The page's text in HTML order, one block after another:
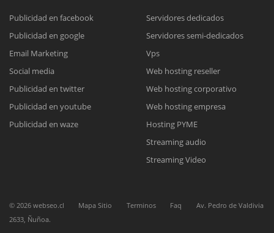
Reunión online
Meet para la reunión online.
Cotización
Complete el formulario y nos contactaremos a la brevedad.
Chat Online
Todos nuestros ejecutivos están fuera de línea. Complete el formulario
para enviarnos un correo electrónico con sus datos personales.
Publicidad en facebook
Publicidad en google
Email Marketing
Social media
Publicidad en twitter
Publicidad en youtube
Publicidad en waze
Servidores dedicados
Servidores semi-dedicados
Vps
Web hosting reseller
Web hosting corporativo
Web hosting empresa
Hosting PYME
Streaming audio
Streaming Video
© 2026 webseo.cl Mapa Sitio Terminos Faq
Av. Pedro de Valdivia
2633, Ñuñoa.